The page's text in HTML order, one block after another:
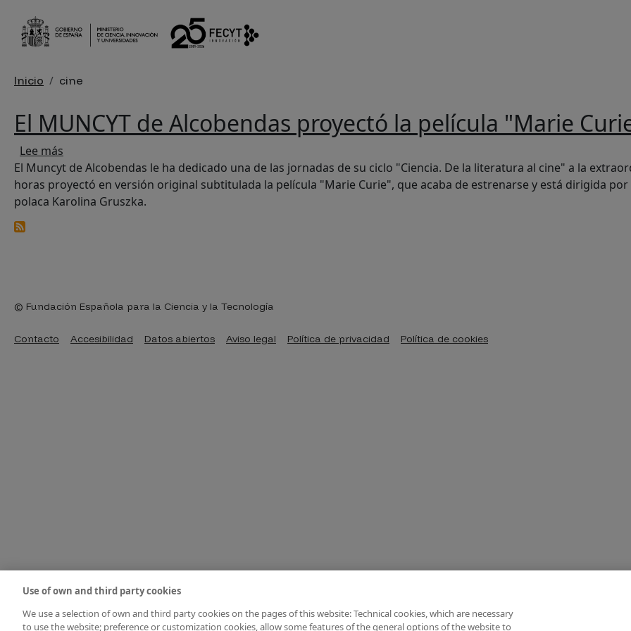
Sobrescribir enlaces de ayuda a la navegación
Inicio cine
El MUNCYT de Alcobendas proyectó la película "Marie
Lee más
El Muncyt de Alcobendas le ha dedicado una de las jornadas de su ciclo "Ciencia. De la literatura al cine" a la
horas proyectó en versión original subtitulada la película "Marie Curie", que acaba de estrenarse y está dirigida
polaca Karolina Gruszka.
© Fundación Española para la Ciencia y la Tecnología
Pie de página
Contacto Accesibilidad Datos abiertos Aviso legal Política de privacidad Política de cookies
Use of own and third party cookies
We use a selection of own and third party cookies on the pages of this website: Technical cookies, which are necessary
to use the website; preference or customization cookies, allow some features of the general options of the website to